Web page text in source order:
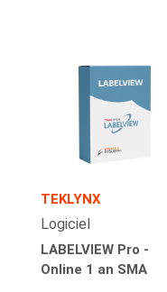
TEKLYNX
Logiciel
LABELVIEW Pro -
Online 1 an SMA